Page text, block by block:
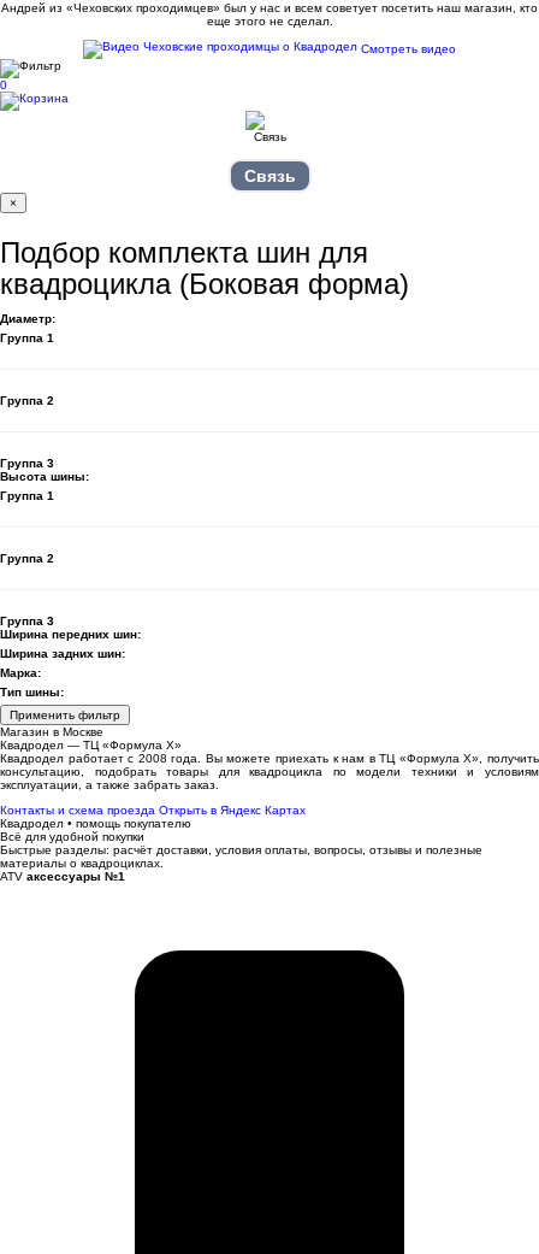
Андрей из «Чеховских проходимцев» был у нас и всем советует посетить наш магазин, кто
еще этого не сделал.
Смотреть видео
0
Связь
×
Подбор комплекта шин для
квадроцикла (Боковая форма)
Диаметр:
Группа 1
Группа 2
Группа 3
Высота шины:
Группа 1
Группа 2
Группа 3
Ширина передних шин:
Ширина задних шин:
Марка:
Тип шины:
Применить фильтр
Магазин в Москве
Квадродел — ТЦ «Формула Х»
Квадродел работает с 2008 года. Вы можете приехать к нам в ТЦ «Формула Х», получить
консультацию, подобрать товары для квадроцикла по модели техники и условиям
эксплуатации, а также забрать заказ.
Контакты и схема проезда Открыть в Яндекс Картах
Квадродел • помощь покупателю
Всё для удобной покупки
Быстрые разделы: расчёт доставки, условия оплаты, вопросы, отзывы и полезные
материалы о квадроциклах.
ATV аксессуары №1